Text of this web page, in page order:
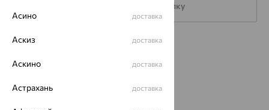
Подписаться на рассылку
Каталог
Акции
Доставка
Асино доставка
Аскиз доставка
Аскино доставка
Астрахань доставка